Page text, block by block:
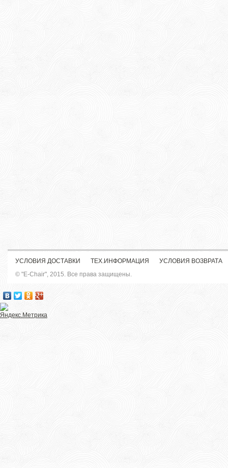
УСЛОВИЯ ДОСТАВКИ ТЕХ.ИНФОРМАЦИЯ
УСЛОВИЯ ВОЗВРАТА
© "E-Chair", 2015. Все права защищены.